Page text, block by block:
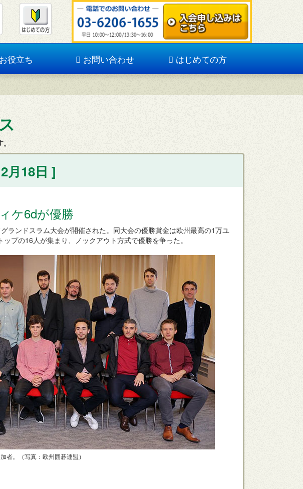
お役立ち お問い合わせ はじめての方
月18日 ]
ケ6dが優勝
ランドスラム大会が開催された。同大会の優勝賞金は欧州最高の1万ユ
プの16人が集まり、ノックアウト方式で優勝を争った。
者。（写真：欧州囲碁連盟）